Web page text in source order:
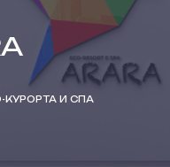
КУРОРТА И СПА